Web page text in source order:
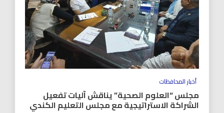
أخبار المحافظات
مجلس “العلوم الصحية” يناقش آليات تفعيل
الشراكة الاستراتيجية مع مجلس التعليم الكندي